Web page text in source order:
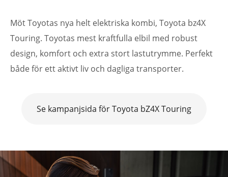
Möt Toyotas nya helt elektriska kombi, Toyota bz4X
Touring. Toyotas mest kraftfulla elbil med robust
design, komfort och extra stort lastutrymme. Perfekt
både för ett aktivt liv och dagliga transporter.
Se kampanjsida för Toyota bZ4X Touring